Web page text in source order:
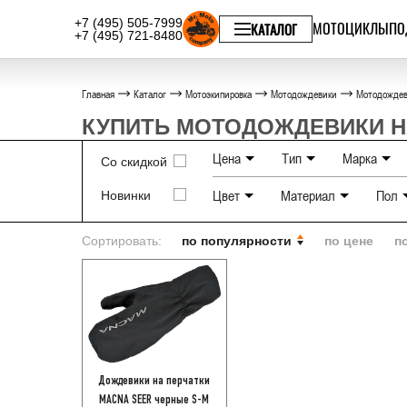
+7 (495) 505-7999
+7 (495) 721-8480
КАТАЛОГ МОТОЦИКЛЫ
Главная Каталог Мотоэкипировка Мотодождевики
КУПИТЬ МОТОДОЖДЕВИКИ
Со скидкой
Новинки
Цена Тип
Брюки
Куртки
Цельные
Марка
DAINESE
MACNA
Цвет
Черный
Материал
Текстильные
Пол
Сортировать: по популярности по цене
Дождевики на перчатки
MACNA SEER черные S-M